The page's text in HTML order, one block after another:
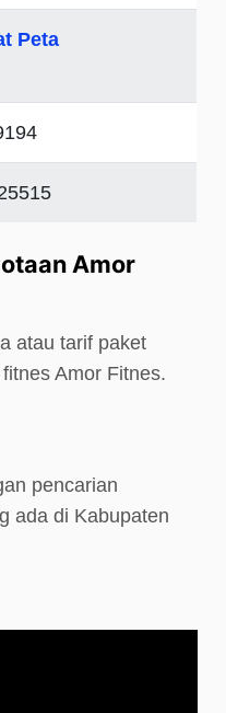
Peta
Amor
atau tarif paket
Amor Fitnes.
pencarian
ada di Kabupaten